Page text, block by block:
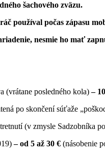
šachového zväzu.
používal počas zápasu
nesmie ho mať
(vrátane posledného kola)–
po skončení súťaže
(v zmysle Sadzobníka
– od 5 až 30 € (násobenie